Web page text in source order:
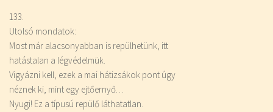
133.
Utolsó mondatok:
Most már alacsonyabban is repülhetünk, itt
hatástalan a légvédelmük.
Vigyázni kell, ezek a mai hátizsákok pont úgy
néznek ki, mint egy ejtőernyő…
Nyugi! Ez a típusú repülő láthatatlan.